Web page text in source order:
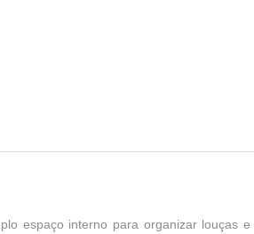
espaço interno para organizar louças e